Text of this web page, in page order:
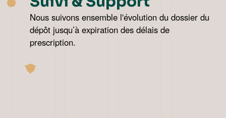
Nous suivons ensemble l'évolution du dossier du
dépôt jusqu’à expiration des délais de
prescription.